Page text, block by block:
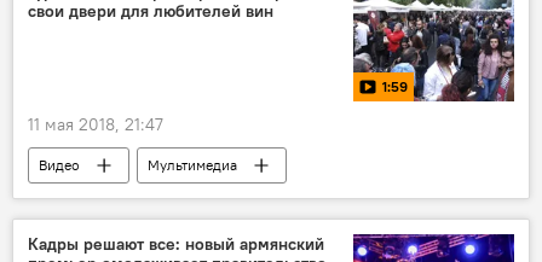
свои двери для любителей вин
1:59
11 мая 2018, 21:47
Видео
Мультимедиа
Туризм в Армении
праздник вино
Кадры решают все: новый армянский